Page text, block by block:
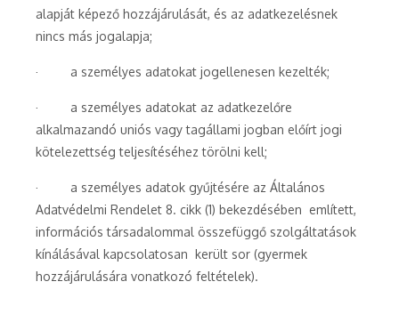
alapját képező hozzájárulását, és az adatkezelésnek
nincs más jogalapja;
· a személyes adatokat jogellenesen kezelték;
· a személyes adatokat az adatkezelőre
alkalmazandó uniós vagy tagállami jogban előírt jogi
kötelezettség teljesítéséhez törölni kell;
· a személyes adatok gyűjtésére az Általános
Adatvédelmi Rendelet 8. cikk (1) bekezdésében említett,
információs társadalommal összefüggő szolgáltatások
kínálásával kapcsolatosan került sor (gyermek
hozzájárulására vonatkozó feltételek).